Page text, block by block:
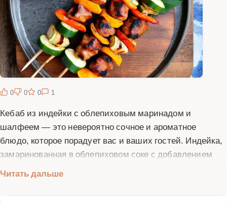
0 0 0 1
Кебаб из индейки с облепиховым маринадом и
шалфеем — это невероятно сочное и ароматное
блюдо, которое порадует вас и ваших гостей. Индейка,
замаринованная в облепиховом соке с добавлением
кислинкой и пряными нотками. Облепиха не только
Читать дальше